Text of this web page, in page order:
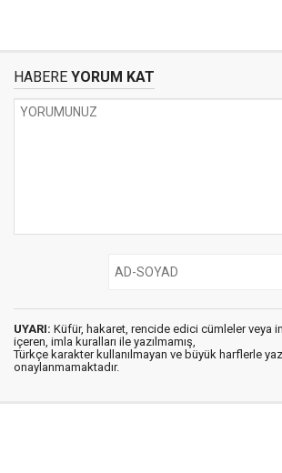
HABERE YORUM KAT
UYARI: Küfür, hakaret, rencide edici cümleler veya
içeren, imla kuralları ile yazılmamış,
Türkçe karakter kullanılmayan ve büyük harflerle
onaylanmamaktadır.